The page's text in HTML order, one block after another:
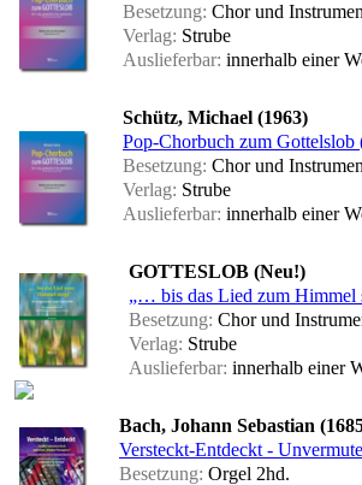
Besetzung: Chor und
Verlag: Strube
Auslieferbar: innerhalb einer
Schütz, Michael (1963)
Pop-Chorbuch zum
Besetzung: Chor und
Verlag: Strube
Auslieferbar: innerhalb einer
GOTTESLOB (Neu!)
„… bis das Lied zum Himmel
Besetzung: Chor und
Verlag: Strube
Auslieferbar: innerhalb einer
Bach, Johann Sebastian
Versteckt-Entdeckt -
Besetzung: Orgel 2hd.